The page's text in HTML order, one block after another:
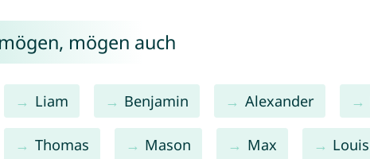
mögen auch
Liam Benjamin Alexander
Thomas Mason Max Louis